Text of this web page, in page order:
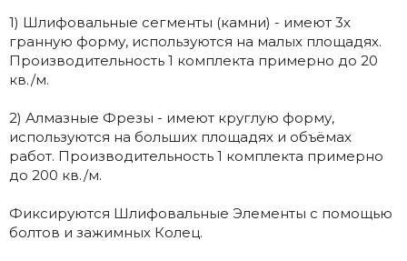
1) Шлифовальные сегменты (камни) - имеют 3х
гранную форму, используются на малых площадях.
Производительность 1 комплекта примерно до 20
кв./м.
2) Алмазные Фрезы - имеют круглую форму,
используются на больших площадях и объёмах
работ. Производительность 1 комплекта примерно
до 200 кв./м.
Фиксируются Шлифовальные Элементы с помощью
болтов и зажимных Колец.